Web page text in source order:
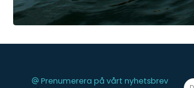
Prenumerera på vårt nyhetsbrev